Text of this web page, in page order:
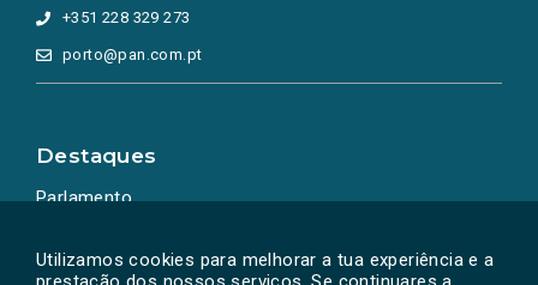
Utilizamos cookies para melhorar a tua experiência e a
+351 228 329 273
porto@pan.com.pt
Destaques
Parlamento